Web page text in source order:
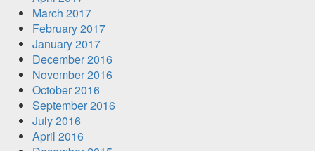
March 2017
February 2017
January 2017
December 2016
November 2016
October 2016
September 2016
July 2016
April 2016